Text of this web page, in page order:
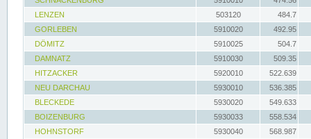
LENZEN
503120
484.7
GORLEBEN
5910020
492.95
DÖMITZ
5910025
504.7
DAMNATZ
5910030
509.35
HITZACKER
5920010
522.639
NEU DARCHAU
5930010
536.385
BLECKEDE
5930020
549.633
BOIZENBURG
5930033
558.534
HOHNSTORF
5930040
568.987